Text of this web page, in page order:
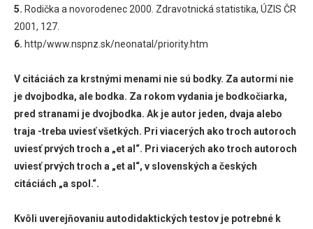
5. Rodička a novorodenec 2000. Zdravotnická statistika, ÚZIS ČR
2001, 127.
6. http/www.nspnz.sk/neonatal/priority.htm
V citáciách za krstnými menami nie sú bodky. Za autormi nie
je dvojbodka, ale bodka. Za rokom vydania je bodkočiarka,
pred stranami je dvojbodka. Ak je autor jeden, dvaja alebo
traja -treba uviesť všetkých. Pri viacerých ako troch autoroch
uviesť prvých troch a „et al“. Pri viacerých ako troch autoroch
uviesť prvých troch a „et al“, v slovenských a českých
citáciách „a spol.“.
Kvôli uverejňovaniu autodidaktických testov je potrebné k